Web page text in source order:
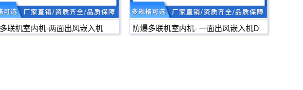
联机室内机-两面出风嵌入机 防爆多联机室内机- 一面出风嵌入机D